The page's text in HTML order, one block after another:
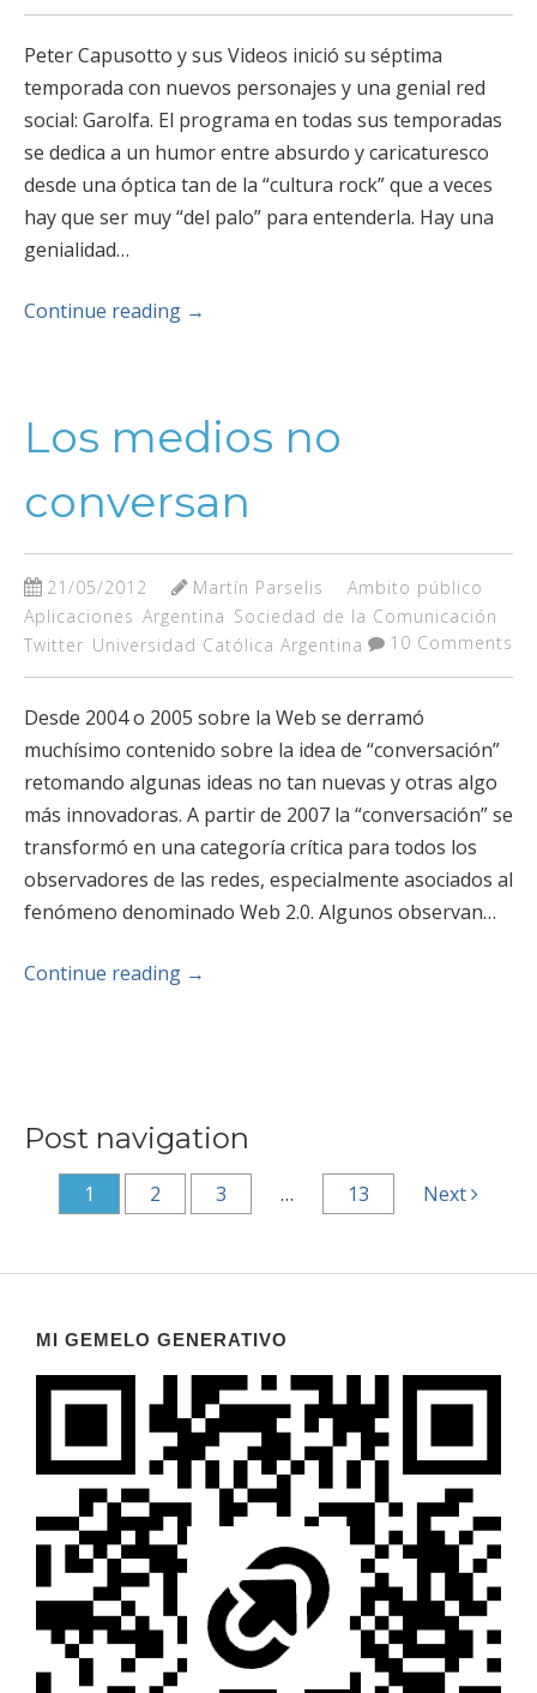
Peter Capusotto y sus Videos inició su séptima
temporada con nuevos personajes y una genial red
social: Garolfa. El programa en todas sus temporadas
se dedica a un humor entre absurdo y caricaturesco
desde una óptica tan de la “cultura rock” que a veces
hay que ser muy “del palo” para entenderla. Hay una
genialidad…
Continue reading →
Los medios no
conversan
21/05/2012 Martín Parselis
Ambito público
Aplicaciones Argentina Sociedad de la Comunicación
Twitter Universidad Católica Argentina 10 Comments
Desde 2004 o 2005 sobre la Web se derramó
muchísimo contenido sobre la idea de “conversación”
retomando algunas ideas no tan nuevas y otras algo
más innovadoras. A partir de 2007 la “conversación” se
transformó en una categoría crítica para todos los
observadores de las redes, especialmente asociados al
fenómeno denominado Web 2.0. Algunos observan…
Continue reading →
Post navigation
1 2 3 … 13 Next
MI GEMELO GENERATIVO